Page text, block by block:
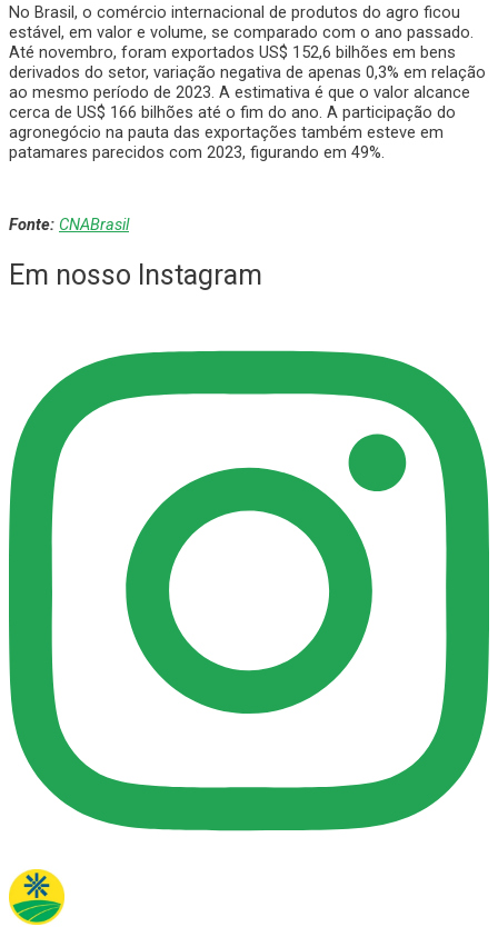
No Brasil, o comércio internacional de produtos do agro ficou
estável, em valor e volume, se comparado com o ano passado.
Até novembro, foram exportados US$ 152,6 bilhões em bens
derivados do setor, variação negativa de apenas 0,3% em relação
ao mesmo período de 2023. A estimativa é que o valor alcance
cerca de US$ 166 bilhões até o fim do ano. A participação do
agronegócio na pauta das exportações também esteve em
patamares parecidos com 2023, figurando em 49%.
Fonte: CNABrasil
Em nosso Instagram